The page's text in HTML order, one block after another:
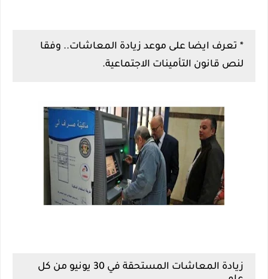
* تعرف ايضا على موعد زيادة المعاشات.. وفقا
لنص قانون التأمينات الاجتماعية.
زيادة المعاشات المستحقة في 30 يونيو من كل